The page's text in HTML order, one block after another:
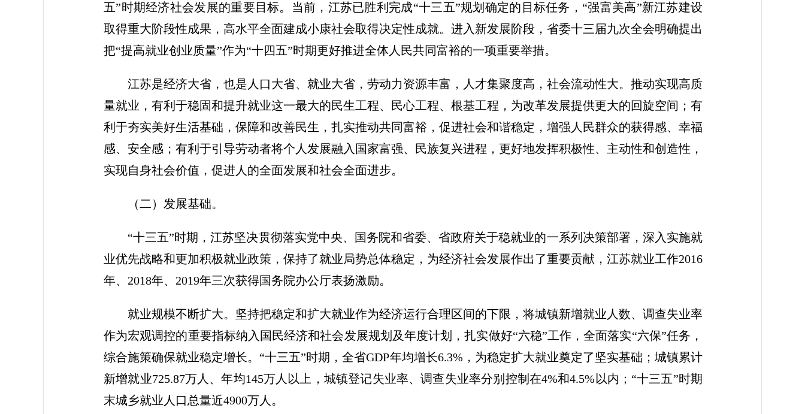
五”时期经济社会发展的重要目标。当前，江苏已胜利完成“十三五”规划确定的目标任务，“强富美高”新江苏建设
取得重大阶段性成果，高水平全面建成小康社会取得决定性成就。进入新发展阶段，省委十三届九次全会明确提出
把“提高就业创业质量”作为“十四五”时期更好推进全体人民共同富裕的一项重要举措。
江苏是经济大省，也是人口大省、就业大省，劳动力资源丰富，人才集聚度高，社会流动性大。推动实现高质
量就业，有利于稳固和提升就业这一最大的民生工程、民心工程、根基工程，为改革发展提供更大的回旋空间；有
利于夯实美好生活基础，保障和改善民生，扎实推动共同富裕，促进社会和谐稳定，增强人民群众的获得感、幸福
感、安全感；有利于引导劳动者将个人发展融入国家富强、民族复兴进程，更好地发挥积极性、主动性和创造性，
实现自身社会价值，促进人的全面发展和社会全面进步。
（二）发展基础。
“十三五”时期，江苏坚决贯彻落实党中央、国务院和省委、省政府关于稳就业的一系列决策部署，深入实施就
业优先战略和更加积极就业政策，保持了就业局势总体稳定，为经济社会发展作出了重要贡献，江苏就业工作2016
年、2018年、2019年三次获得国务院办公厅表扬激励。
就业规模不断扩大。坚持把稳定和扩大就业作为经济运行合理区间的下限，将城镇新增就业人数、调查失业率
作为宏观调控的重要指标纳入国民经济和社会发展规划及年度计划，扎实做好“六稳”工作，全面落实“六保”任务，
综合施策确保就业稳定增长。“十三五”时期，全省GDP年均增长6.3%，为稳定扩大就业奠定了坚实基础；城镇累计
新增就业725.87万人、年均145万人以上，城镇登记失业率、调查失业率分别控制在4%和4.5%以内；“十三五”时期
末城乡就业人口总量近4900万人。